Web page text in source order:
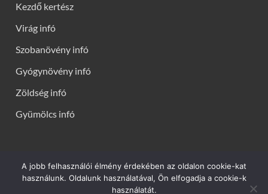
Kezdő kertész
Virág infó
Szobanövény infó
Gyógynövény infó
Zöldség infó
Gyümölcs infó
Kerti virágok - Virág infók: Virág, virágok, évelők, örökzöldek,
talajtakarók, balkon növények, szobanövények termesztése,
A jobb felhasználói élmény érdekében az oldalon cookie-kat
használunk. Oldalunk használatával, Ön elfogadja a cookie-k
használatát.